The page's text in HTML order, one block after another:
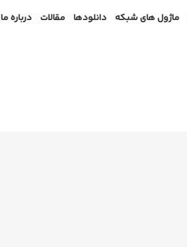
ماژول‌ های شبکه دانلودها مقالات درباره ما